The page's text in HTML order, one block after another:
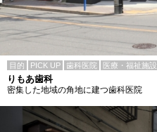
目的 PICK UP 歯科医院 医療・福祉施設
りもあ歯科
密集した地域の角地に建つ歯科医院